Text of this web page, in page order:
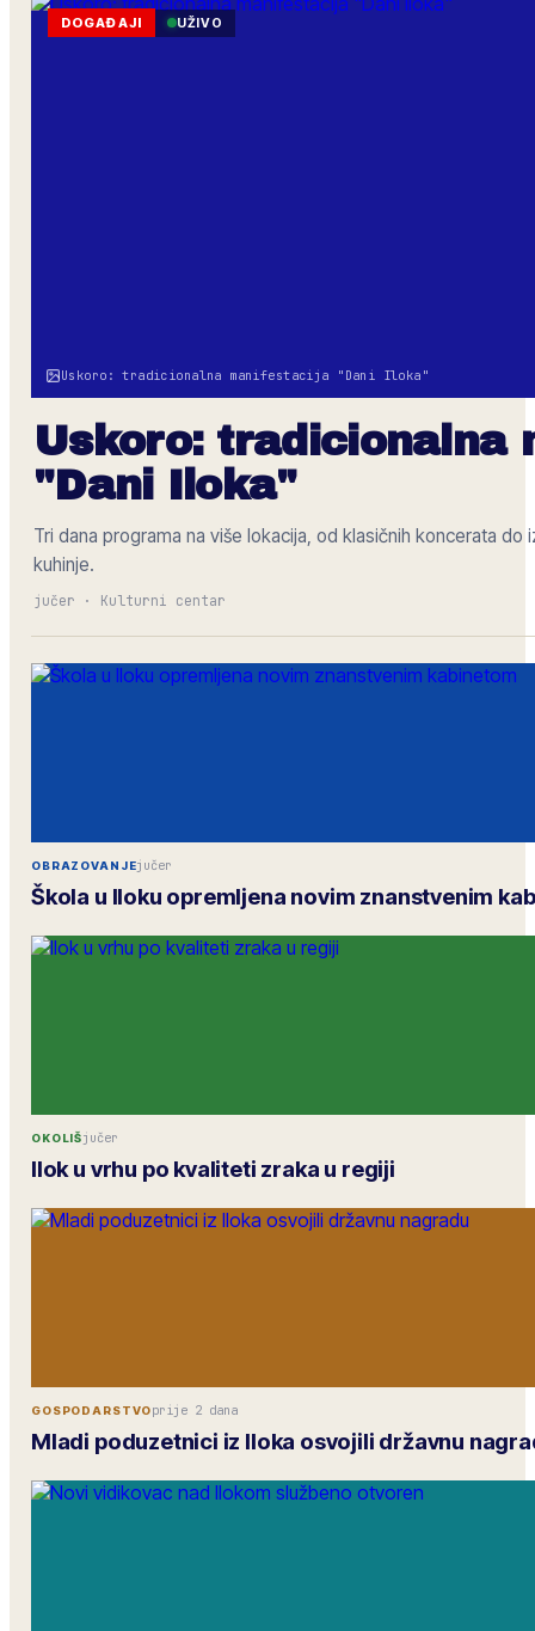
Uskoro: tradicionalna manifestacija "Dani Iloka"
DOGAĐAJI UŽIVO
Uskoro: tradicionalna
"Dani Iloka"
Tri dana programa na više lokacija, od klasičnih koncerata
kuhinje.
jučer · Kulturni centar
OBRAZOVANJEjučer
Škola u Iloku opremljena novim znanstvenim
OKOLIŠjučer
Ilok u vrhu po kvaliteti zraka u regiji
GOSPODARSTVOprije 2 dana
Mladi poduzetnici iz Iloka osvojili državnu